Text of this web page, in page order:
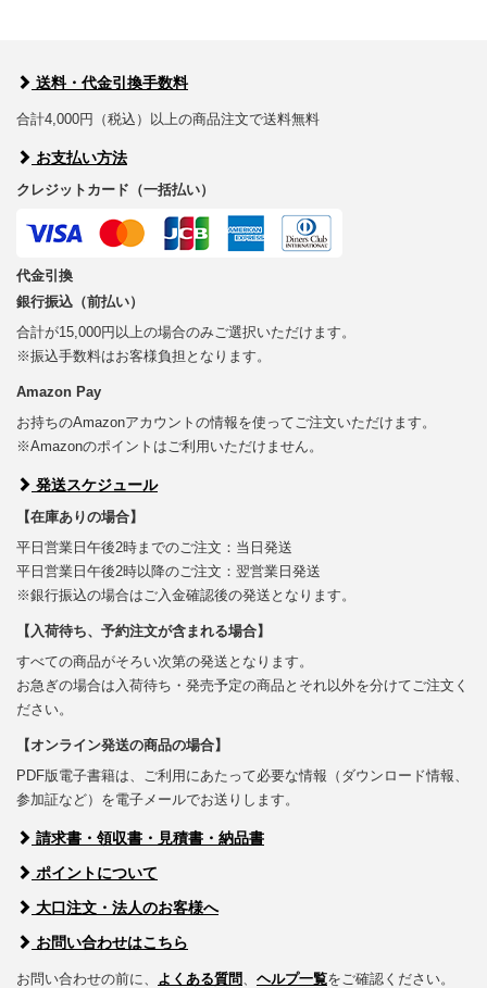
送料・代金引換手数料
合計4,000円（税込）以上の商品注文で送料無料
お支払い方法
クレジットカード（一括払い）
代金引換
銀行振込（前払い）
合計が15,000円以上の場合のみご選択いただけます。
※振込手数料はお客様負担となります。
Amazon Pay
お持ちのAmazonアカウントの情報を使ってご注文いただけます。
※Amazonのポイントはご利用いただけません。
発送スケジュール
【在庫ありの場合】
平日営業日午後2時までのご注文：当日発送
平日営業日午後2時以降のご注文：翌営業日発送
※銀行振込の場合はご入金確認後の発送となります。
【入荷待ち、予約注文が含まれる場合】
すべての商品がそろい次第の発送となります。
お急ぎの場合は入荷待ち・発売予定の商品とそれ以外を分けてご注文く
ださい。
【オンライン発送の商品の場合】
PDF版電子書籍は、ご利用にあたって必要な情報（ダウンロード情報、
参加証など）を電子メールでお送りします。
請求書・領収書・見積書・納品書
ポイントについて
大口注文・法人のお客様へ
お問い合わせはこちら
お問い合わせの前に、 よくある質問、 ヘルプ一覧をご確認ください。